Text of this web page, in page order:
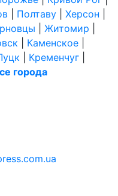
Полтаву Херсон
Житомир
Каменское
Кременчуг
города